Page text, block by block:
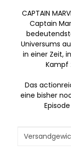
CAPTAIN
Captain
Universums
in einer Zeit,
Kampf
Das
eine bisher
Wert